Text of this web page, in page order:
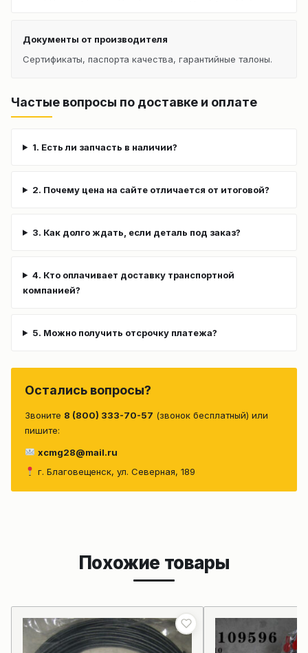
Документы от производителя
Сертификаты, паспорта качества, гарантийные талоны.
Частые вопросы по доставке и оплате
1. Есть ли запчасть в наличии?
2. Почему цена на сайте отличается от итоговой?
3. Как долго ждать, если деталь под заказ?
4. Кто оплачивает доставку транспортной
компанией?
5. Можно получить отсрочку платежа?
Остались вопросы?
Звоните 8 (800) 333-70-57 (звонок бесплатный) или
пишите:
xcmg28@mail.ru
г. Благовещенск, ул. Северная, 189
Похожие товары